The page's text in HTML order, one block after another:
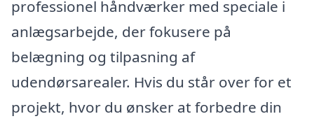
professionel håndværker med speciale i
anlægsarbejde, der fokusere på
belægning og tilpasning af
udendørsarealer. Hvis du står over for et
projekt, hvor du ønsker at forbedre din